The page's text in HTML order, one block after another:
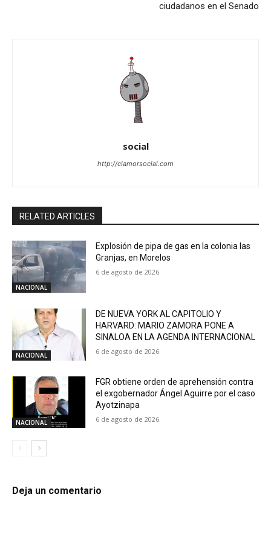
ciudadanos en el Senado
social
http://clamorsocial.com
RELATED ARTICLES
NACIONAL
Explosión de pipa de gas en la colonia las
Granjas, en Morelos
6 de agosto de 2026
NACIONAL
DE NUEVA YORK AL CAPITOLIO Y
HARVARD: MARIO ZAMORA PONE A
SINALOA EN LA AGENDA INTERNACIONAL
6 de agosto de 2026
NACIONAL
FGR obtiene orden de aprehensión contra
el exgobernador Ángel Aguirre por el caso
Ayotzinapa
6 de agosto de 2026
Deja un comentario